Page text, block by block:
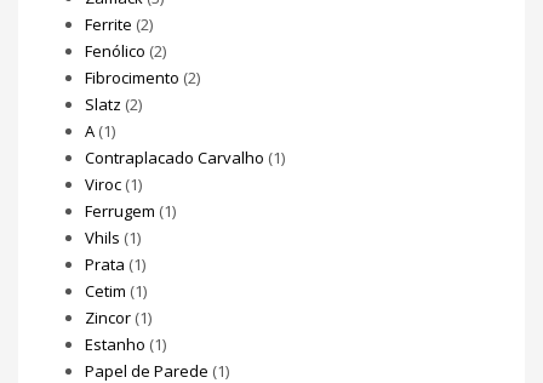
Ferrite (2)
Fenólico (2)
Fibrocimento (2)
Slatz (2)
A (1)
Contraplacado Carvalho (1)
Viroc (1)
Ferrugem (1)
Vhils (1)
Prata (1)
Cetim (1)
Zincor (1)
Estanho (1)
Papel de Parede (1)